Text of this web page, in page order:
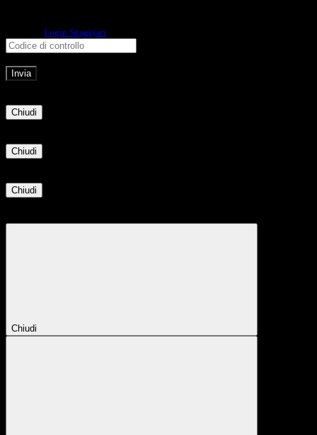
Login Spaggiari
Chiudi
Chiudi
Chiudi
Chiudi